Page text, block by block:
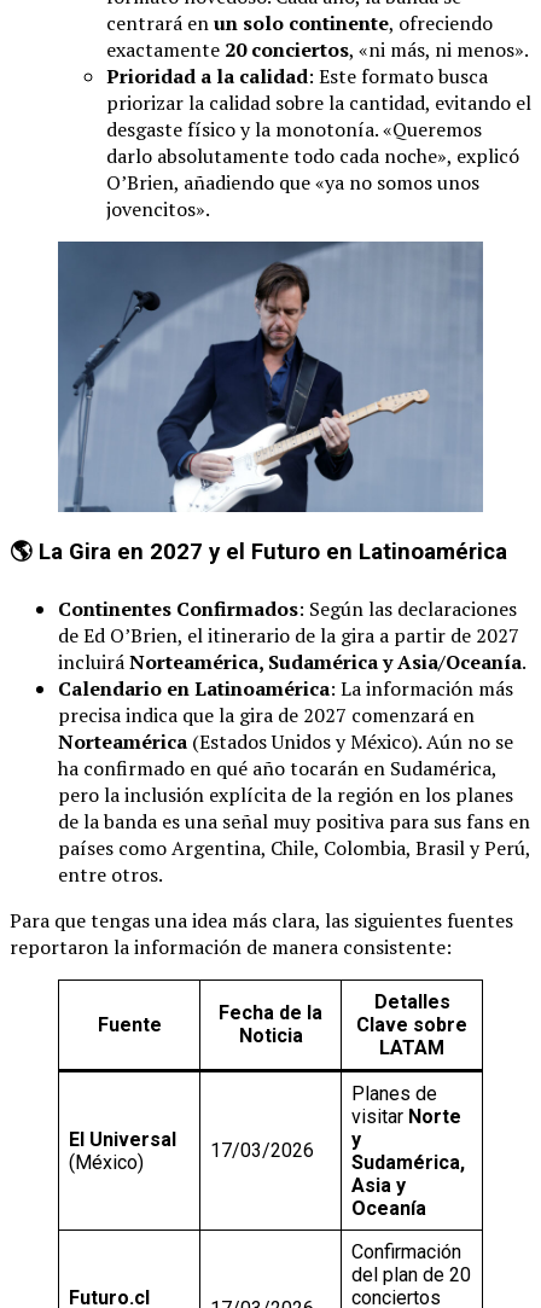
centrará enun solo continente, ofreciendo
exactamente 20 conciertos, «ni más, ni menos».
Prioridad a la calidad: Este formato busca
priorizar la calidad sobre la cantidad, evitando el
desgaste físico y la monotonía. «Queremos
darlo absolutamente todo cada noche», explicó
O’Brien, añadiendo que «ya no somos unos
jovencitos».
🌎 La Gira en 2027 y el Futuro en Latinoamérica
Continentes Confirmados: Según las declaraciones
de Ed O’Brien, el itinerario de la gira a partir de 2027
incluiráNorteamérica, Sudamérica y Asia/Oceanía.
Calendario en Latinoamérica: La información más
precisa indica que la gira de 2027 comenzará en
Norteamérica (Estados Unidos y México). Aún no se
ha confirmado en qué año tocarán en Sudamérica,
pero la inclusión explícita de la región en los planes
de la banda es una señal muy positiva para sus fans en
países como Argentina, Chile, Colombia, Brasil y Perú,
entre otros.
Para que tengas una idea más clara, las siguientes fuentes
reportaron la información de manera consistente:
Fuente
Fecha de la
Noticia
Detalles
Clave sobre
LATAM
El Universal
(México)
17/03/2026
Planes de
visitar Norte
y
Sudamérica,
Asia y
Oceanía
Futuro.cl
Confirmación
del plan de 20
conciertos